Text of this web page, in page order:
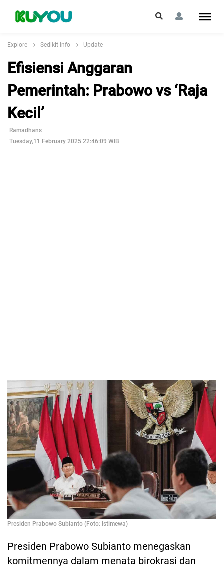
Explore Sedikit Info Update
Efisiensi Anggaran
Pemerintah: Prabowo vs ‘Raja
Kecil’
Ramadhans
Tuesday,11 February 2025 22:46:09 WIB
Presiden Prabowo Subianto (Foto: Istimewa)
Presiden Prabowo Subianto menegaskan
komitmennya dalam menata birokrasi dan